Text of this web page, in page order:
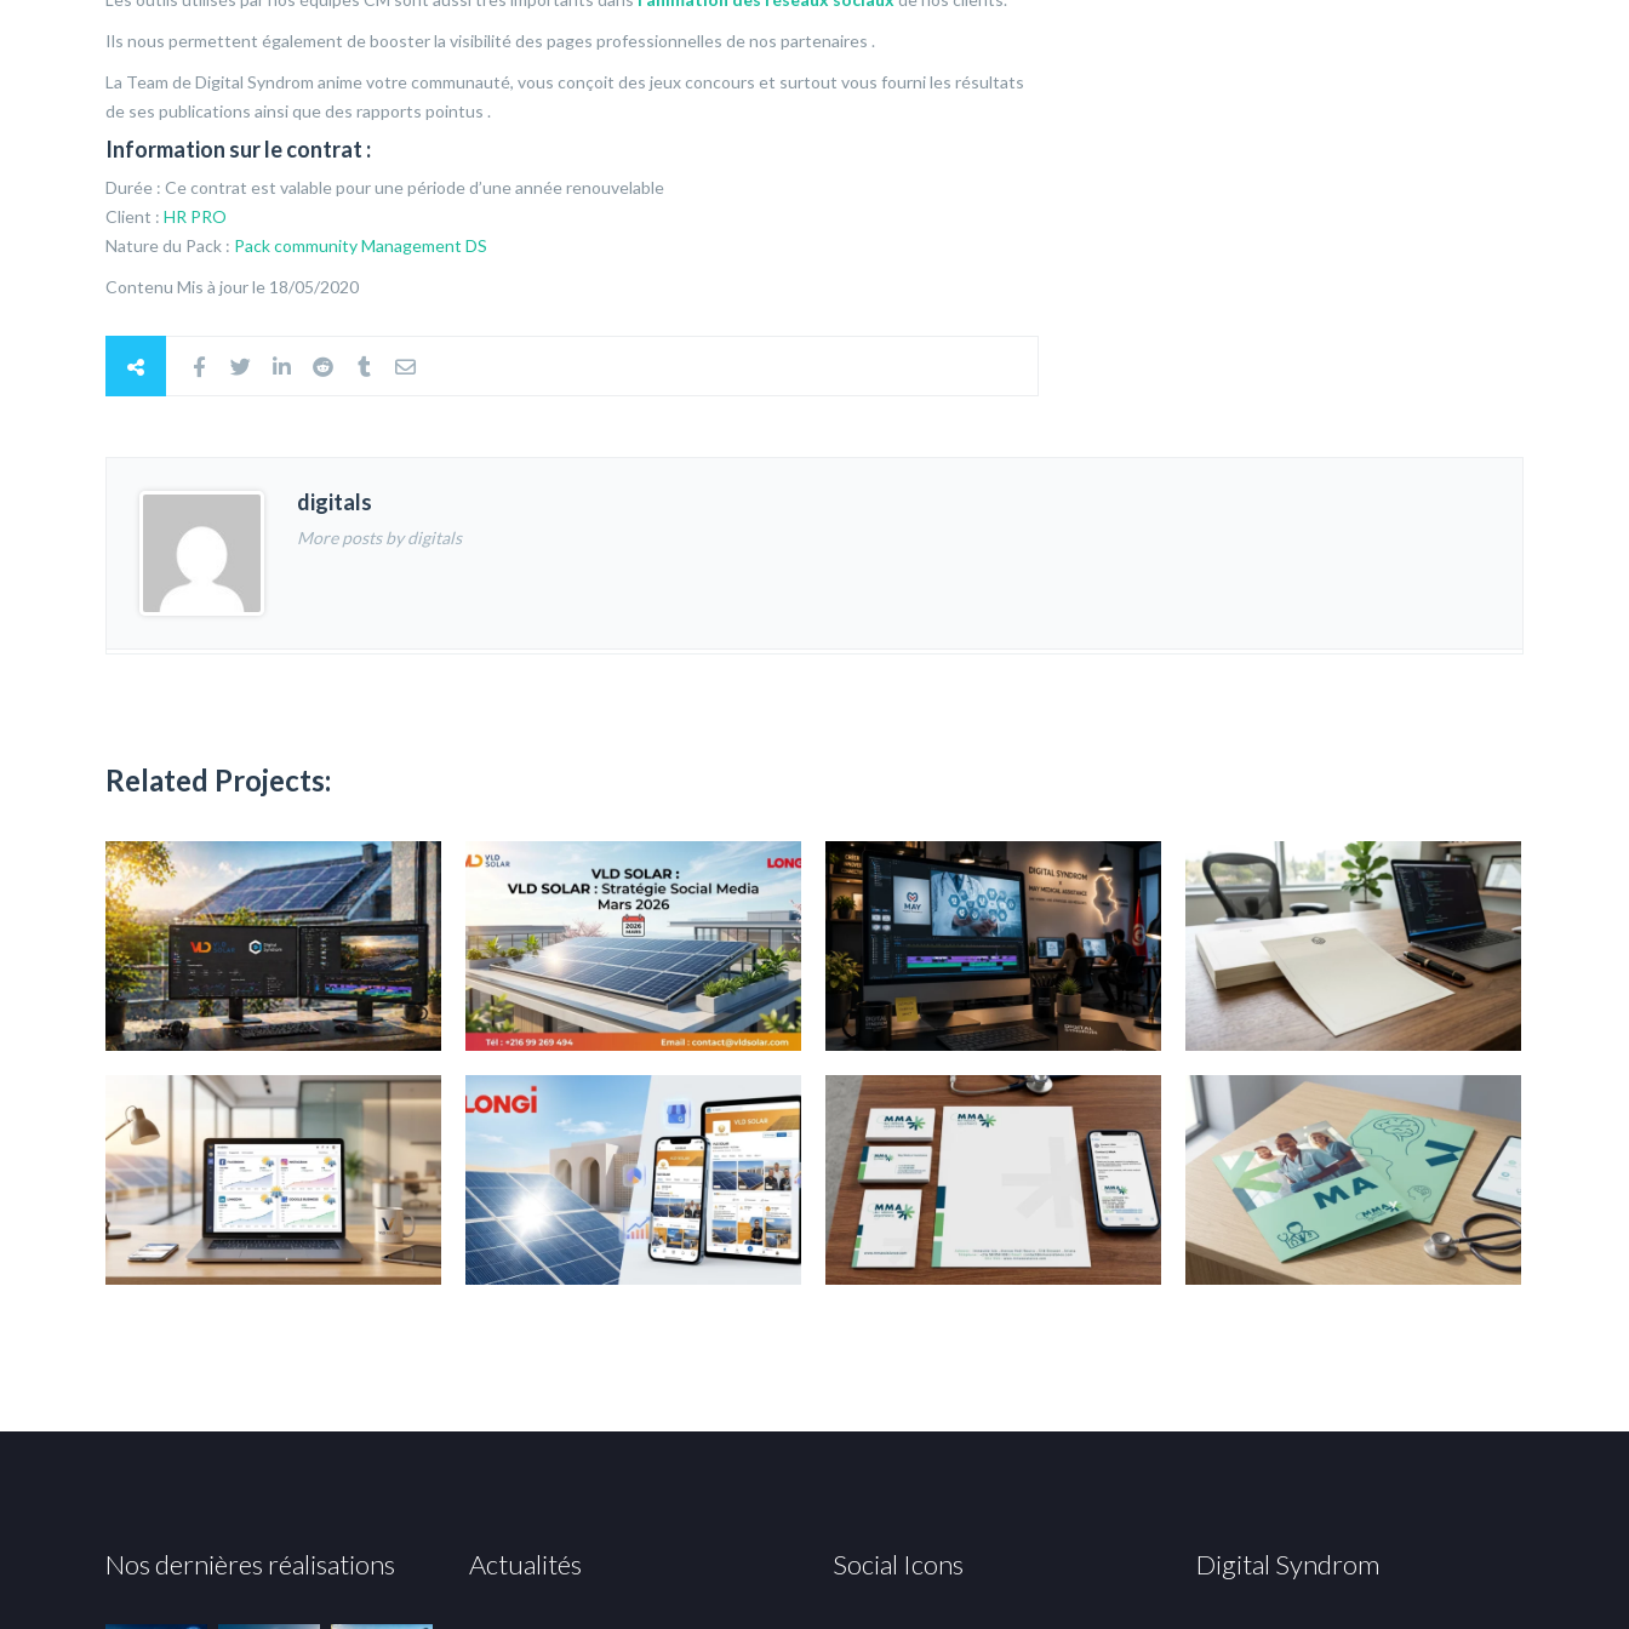
Ils nous permettent également de booster la visibilité des pages professionnelles de nos partenaires .
La Team de Digital Syndrom anime votre communauté, vous conçoit des jeux concours et surtout vous fourni les résultats
de ses publications ainsi que des rapports pointus .
Information sur le contrat :
Durée : Ce contrat est valable pour une période d’une année renouvelable
Client : HR PRO
Nature du Pack : Pack community Management DS
Contenu Mis à jour le 18/05/2020
digitals
More posts by digitals
Related Projects:
Nos dernières réalisations Actualités Social Icons Digital Syndrom